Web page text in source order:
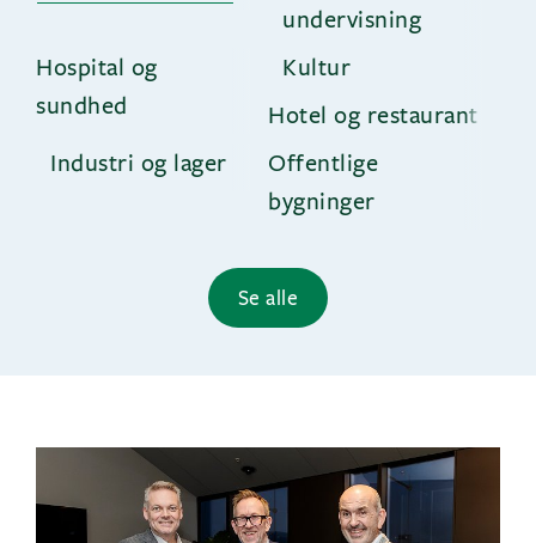
undervisning
Hospital og
sundhed
Kultur
Hotel og restaurant
Industri og lager
Offentlige
bygninger
Se alle